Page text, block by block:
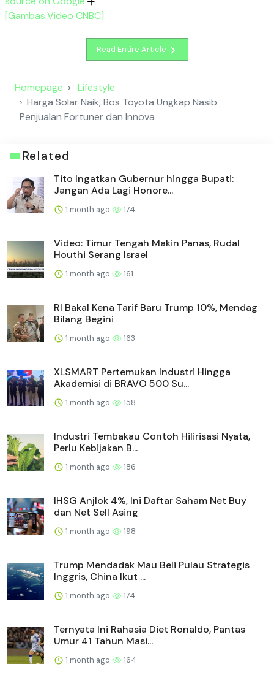
[Gambas:Video CNBC]
Read Entire Article
Homepage
Lifestyle
Harga Solar Naik, Bos Toyota Ungkap Nasib
Penjualan Fortuner dan Innova
Related
Tito Ingatkan Gubernur hingga Bupati:
Jangan Ada Lagi Honore...
1 month ago 174
Video: Timur Tengah Makin Panas, Rudal
Houthi Serang Israel
1 month ago 161
RI Bakal Kena Tarif Baru Trump 10%, Mendag
Bilang Begini
1 month ago 163
XLSMART Pertemukan Industri Hingga
Akademisi di BRAVO 500 Su...
1 month ago 158
Industri Tembakau Contoh Hilirisasi Nyata,
Perlu Kebijakan B...
1 month ago 186
IHSG Anjlok 4%, Ini Daftar Saham Net Buy
dan Net Sell Asing
1 month ago 198
Trump Mendadak Mau Beli Pulau Strategis
Inggris, China Ikut ...
1 month ago 174
Ternyata Ini Rahasia Diet Ronaldo, Pantas
Umur 41 Tahun Masi...
1 month ago 164